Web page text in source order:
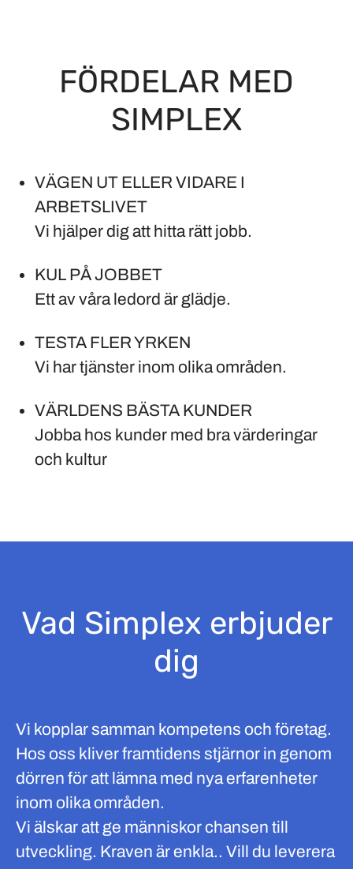
FÖRDELAR MED
SIMPLEX
VÄGEN UT ELLER VIDARE I
ARBETSLIVET
Vi hjälper dig att hitta rätt jobb.
KUL PÅ JOBBET
Ett av våra ledord är glädje.
TESTA FLER YRKEN
Vi har tjänster inom olika områden.
VÄRLDENS BÄSTA KUNDER
Jobba hos kunder med bra värderingar
och kultur
Vad Simplex erbjuder
dig
Vi kopplar samman kompetens och företag.
Hos oss kliver framtidens stjärnor in genom
dörren för att lämna med nya erfarenheter
inom olika områden.
Vi älskar att ge människor chansen till
utveckling. Kraven är enkla.. Vill du leverera